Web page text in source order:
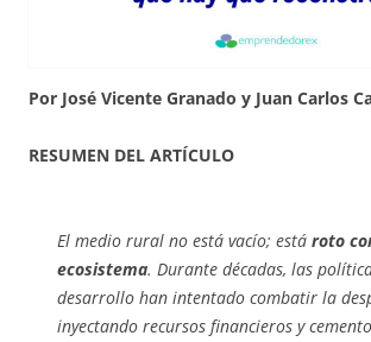
Por José Vicente Granado y Juan Carlos
RESUMEN DEL ARTÍCULO
El medio rural no está vacío; está roto
ecosistema. Durante décadas, las
desarrollo han intentado combatir la
inyectando recursos financieros y